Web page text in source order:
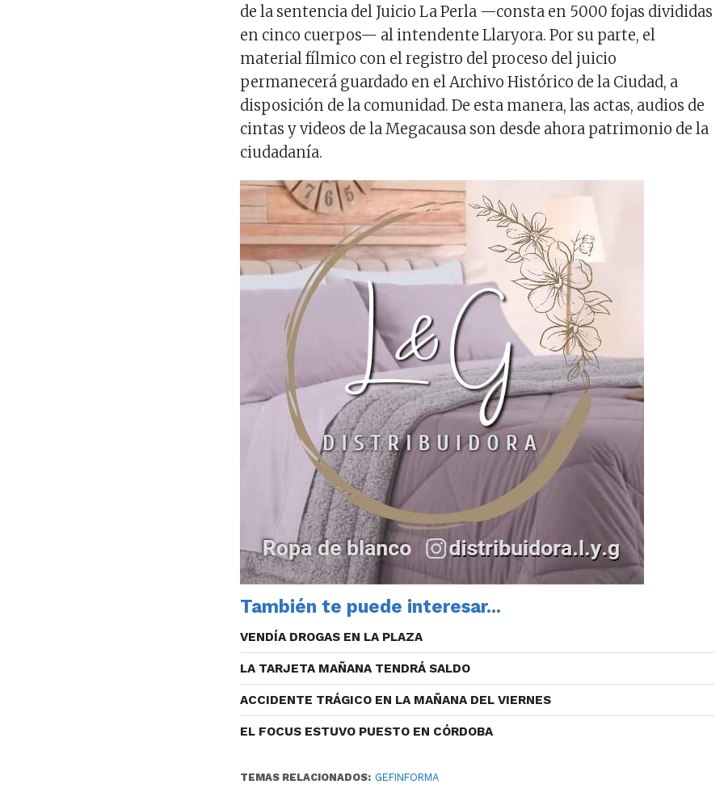
arriba/
o
disminuir
el
volumen.
de la sentencia del Juicio La Perla —consta en 5000 fojas divididas
en cinco cuerpos— al intendente Llaryora. Por su parte, el
material fílmico con el registro del proceso del juicio
permanecerá guardado en el Archivo Histórico de la Ciudad, a
disposición de la comunidad. De esta manera, las actas, audios de
cintas y videos de la Megacausa son desde ahora patrimonio de la
ciudadanía.
También te puede interesar...
VENDÍA DROGAS EN LA PLAZA
LA TARJETA MAÑANA TENDRÁ SALDO
ACCIDENTE TRÁGICO EN LA MAÑANA DEL VIERNES
EL FOCUS ESTUVO PUESTO EN CÓRDOBA
TEMAS RELACIONADOS: GEFINFORMA